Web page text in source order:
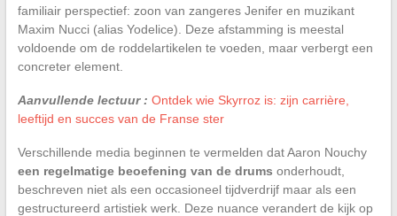
familiair perspectief: zoon van zangeres Jenifer en muzikant
Maxim Nucci (alias Yodelice). Deze afstamming is meestal
voldoende om de roddelartikelen te voeden, maar verbergt een
concreter element.
Aanvullende lectuur : Ontdek wie Skyrroz is: zijn carrière,
leeftijd en succes van de Franse ster
Verschillende media beginnen te vermelden dat Aaron Nouchy
een regelmatige beoefening van de drums onderhoudt,
beschreven niet als een occasioneel tijdverdrijf maar als een
gestructureerd artistiek werk. Deze nuance verandert de kijk op